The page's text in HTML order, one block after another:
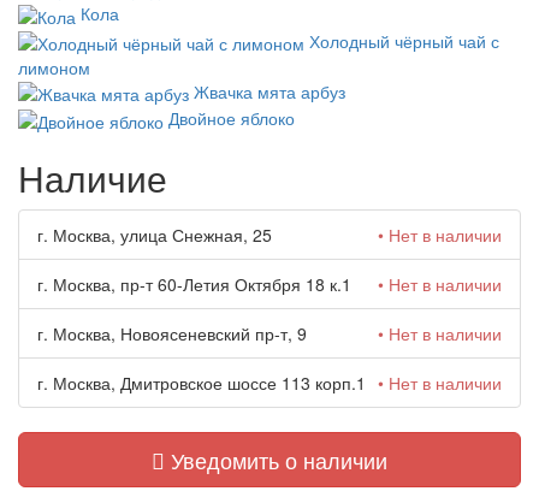
Кола
Холодный чёрный чай с
лимоном
Жвачка мята арбуз
Двойное яблоко
Наличие
г. Москва, улица Снежная, 25 • Нет в наличии
г. Москва, пр-т 60-Летия Октября 18 к.1 • Нет в наличии
г. Москва, Новоясеневский пр-т, 9 • Нет в наличии
г. Москва, Дмитровское шоссе 113 корп.1 • Нет в наличии
Уведомить о наличии